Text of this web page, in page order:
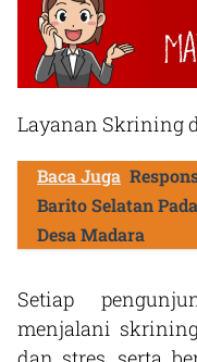
Layanan Skrining
Baca Juga
Barito Selatan
Desa Madara
Setiap
menjalani